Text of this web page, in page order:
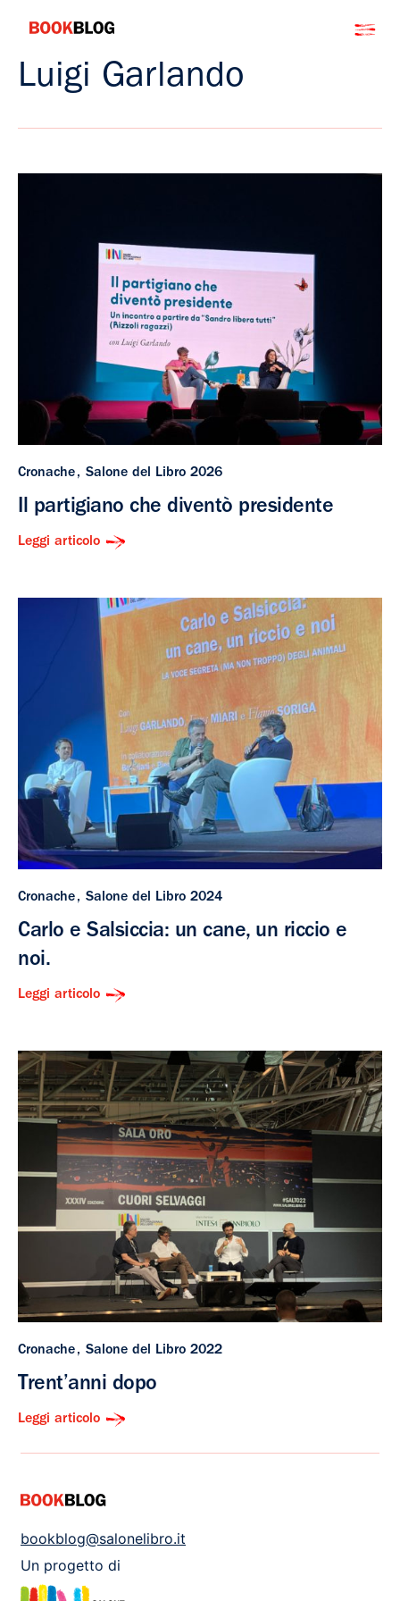
contenuto
Bookblog
Luigi Garlando
Cronache Salone del Libro 2026
Il partigiano che diventò presidente
Leggi articolo
Cronache Salone del Libro 2024
Carlo e Salsiccia: un cane, un riccio e
noi.
Leggi articolo
Cronache Salone del Libro 2022
Trent’anni dopo
Leggi articolo
bookblog@salonelibro.it
Un progetto di